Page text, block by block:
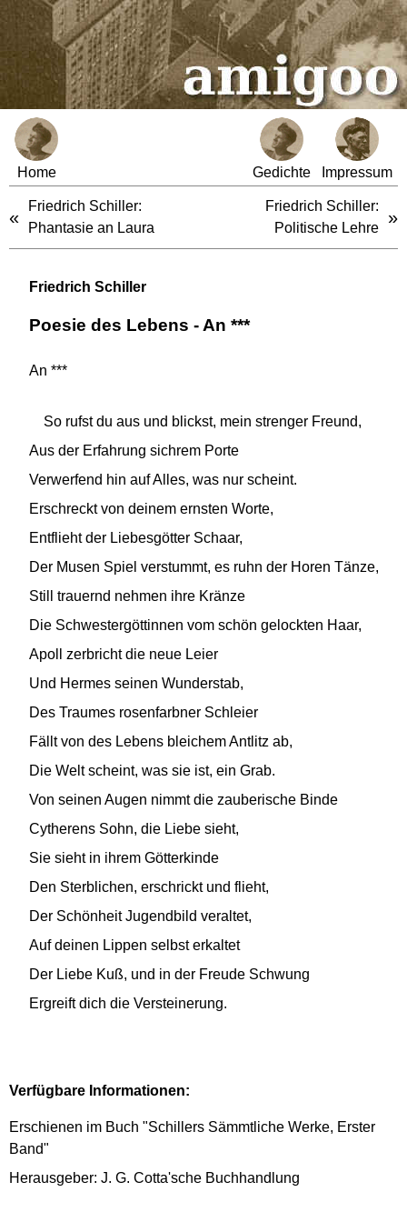
Home Gedichte Impressum
«
Friedrich Schiller:
Phantasie an Laura
Friedrich Schiller:
Politische Lehre
»
Friedrich Schiller
Poesie des Lebens - An ***
An ***
So rufst du aus und blickst, mein strenger Freund,
Aus der Erfahrung sichrem Porte
Verwerfend hin auf Alles, was nur scheint.
Erschreckt von deinem ernsten Worte,
Entflieht der Liebesgötter Schaar,
Der Musen Spiel verstummt, es ruhn der Horen Tänze,
Still trauernd nehmen ihre Kränze
Die Schwestergöttinnen vom schön gelockten Haar,
Apoll zerbricht die neue Leier
Und Hermes seinen Wunderstab,
Des Traumes rosenfarbner Schleier
Fällt von des Lebens bleichem Antlitz ab,
Die Welt scheint, was sie ist, ein Grab.
Von seinen Augen nimmt die zauberische Binde
Cytherens Sohn, die Liebe sieht,
Sie sieht in ihrem Götterkinde
Den Sterblichen, erschrickt und flieht,
Der Schönheit Jugendbild veraltet,
Auf deinen Lippen selbst erkaltet
Der Liebe Kuß, und in der Freude Schwung
Ergreift dich die Versteinerung.
Verfügbare Informationen:
Erschienen im Buch "Schillers Sämmtliche Werke, Erster
Band"
Herausgeber: J. G. Cotta'sche Buchhandlung